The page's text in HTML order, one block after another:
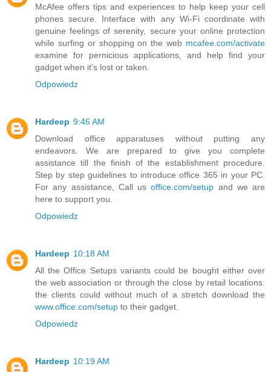
McAfee offers tips and experiences to help keep your cell
phones secure. Interface with any Wi-Fi coordinate with
genuine feelings of serenity, secure your online protection
while surfing or shopping on the web mcafee.com/activate
examine for pernicious applications, and help find your
gadget when it's lost or taken.
Odpowiedz
Hardeep 9:46 AM
Download office apparatuses without putting any
endeavors. We are prepared to give you complete
assistance till the finish of the establishment procedure.
Step by step guidelines to introduce office 365 in your PC.
For any assistance, Call usoffice.com/setup and we are
here to support you.
Odpowiedz
Hardeep 10:18 AM
All the Office Setups variants could be bought either over
the web association or through the close by retail locations.
the clients could without much of a stretch download the
www.office.com/setup to their gadget.
Odpowiedz
Hardeep 10:19 AM